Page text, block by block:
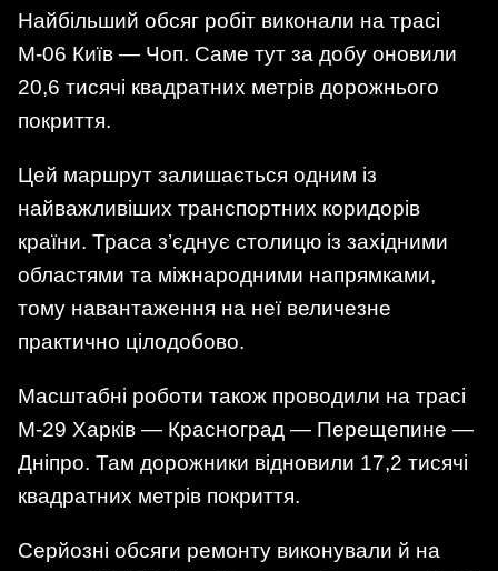
Найбільший обсяг робіт виконали на трасі
М-06 Київ — Чоп. Саме тут за добу оновили
20,6 тисячі квадратних метрів дорожнього
покриття.
Цей маршрут залишається одним із
найважливіших транспортних коридорів
країни. Траса з’єднує столицю із західними
областями та міжнародними напрямками,
тому навантаження на неї величезне
практично цілодобово.
Масштабні роботи також проводили на трасі
М-29 Харків — Красноград — Перещепине —
Дніпро. Там дорожники відновили 17,2 тисячі
квадратних метрів покриття.
Серйозні обсяги ремонту виконували й на